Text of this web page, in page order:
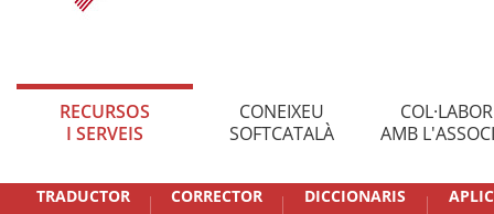
RECURSOS
I SERVEIS
CONEIXEU
SOFTCATALÀ
AMB
TRADUCTOR CORRECTOR DICCIONARIS